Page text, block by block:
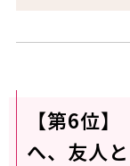
【第6位
へ、友人